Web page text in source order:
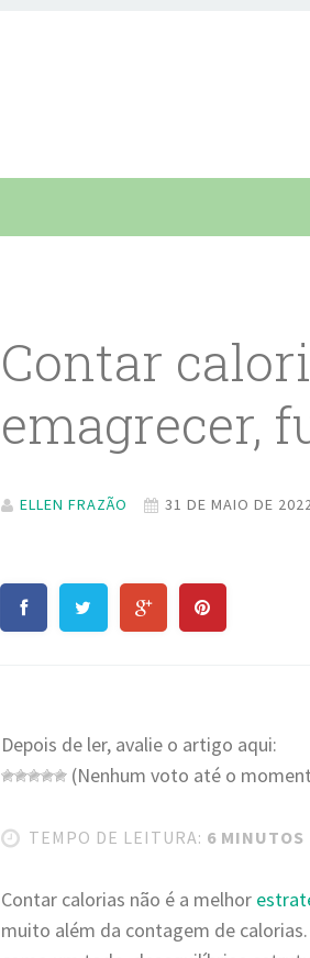
Contar
emagrecer,
ELLEN FRAZÃO 31 DE MAIO DE
Depois de ler, avalie o artigo aqui:
(Nenhum voto até o
TEMPO DE LEITURA: 6 MINUTOS
Contar calorias não é a melhor
muito além da contagem de